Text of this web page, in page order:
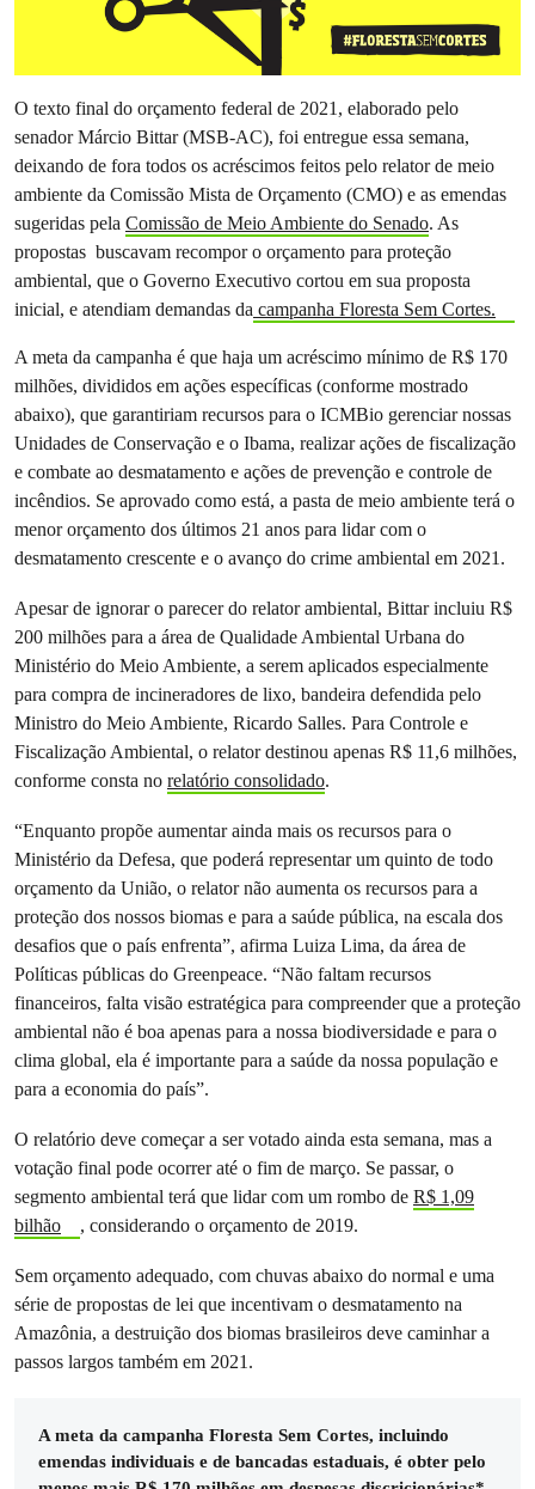
O texto final do orçamento federal de 2021, elaborado pelo
senador Márcio Bittar (MSB-AC), foi entregue essa semana,
deixando de fora todos os acréscimos feitos pelo relator de meio
ambiente da Comissão Mista de Orçamento (CMO) e as emendas
sugeridas pela Comissão de Meio Ambiente do Senado. As
propostas buscavam recompor o orçamento para proteção
ambiental, que o Governo Executivo cortou em sua proposta
inicial, e atendiam demandas da campanha Floresta Sem Cortes.
A meta da campanha é que haja um acréscimo mínimo de R$ 170
milhões, divididos em ações específicas (conforme mostrado
abaixo), que garantiriam recursos para o ICMBio gerenciar nossas
Unidades de Conservação e o Ibama, realizar ações de fiscalização
e combate ao desmatamento e ações de prevenção e controle de
incêndios. Se aprovado como está, a pasta de meio ambiente terá o
menor orçamento dos últimos 21 anos para lidar com o
desmatamento crescente e o avanço do crime ambiental em 2021.
Apesar de ignorar o parecer do relator ambiental, Bittar incluiu R$
200 milhões para a área de Qualidade Ambiental Urbana do
Ministério do Meio Ambiente, a serem aplicados especialmente
para compra de incineradores de lixo, bandeira defendida pelo
Ministro do Meio Ambiente, Ricardo Salles. Para Controle e
Fiscalização Ambiental, o relator destinou apenas R$ 11,6 milhões,
conforme consta no relatório consolidado.
“Enquanto propõe aumentar ainda mais os recursos para o
Ministério da Defesa, que poderá representar um quinto de todo
orçamento da União, o relator não aumenta os recursos para a
proteção dos nossos biomas e para a saúde pública, na escala dos
desafios que o país enfrenta”, afirma Luiza Lima, da área de
Políticas públicas do Greenpeace. “Não faltam recursos
financeiros, falta visão estratégica para compreender que a proteção
ambiental não é boa apenas para a nossa biodiversidade e para o
clima global, ela é importante para a saúde da nossa população e
para a economia do país”.
O relatório deve começar a ser votado ainda esta semana, mas a
votação final pode ocorrer até o fim de março. Se passar, o
segmento ambiental terá que lidar com um rombo de R$ 1,09
bilhão
, considerando o orçamento de 2019.
Sem orçamento adequado, com chuvas abaixo do normal e uma
série de propostas de lei que incentivam o desmatamento na
Amazônia, a destruição dos biomas brasileiros deve caminhar a
passos largos também em 2021.
A meta da campanha Floresta Sem Cortes, incluindo
emendas individuais e de bancadas estaduais, é obter pelo